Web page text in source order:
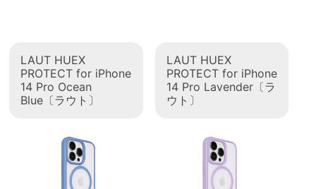
LAUT HUEX
PROTECT for iPhone
14 Pro Ocean
Blue〔ラウト〕
LAUT HUEX
PROTECT for iPhone
14 Pro Lavender〔ラ
ウト〕